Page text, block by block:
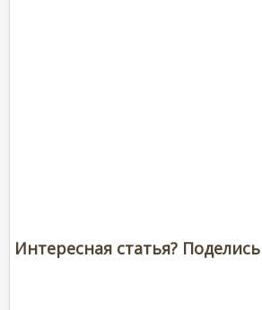
Интересная статья?